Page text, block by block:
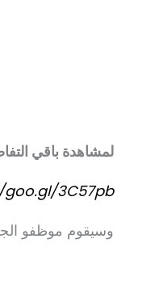
لمشاهدة باقي
3C57pb
وسيقوم موظفو